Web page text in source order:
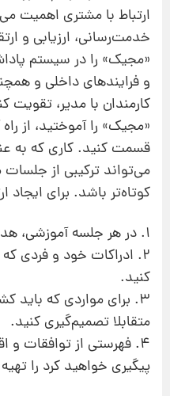
ارتباط با مشتری اهمیت
خدمت‌رسانی، ارزیابی و
«مجیک» را در سیستم
و فرایندهای داخلی و
کارمندان با مدیر،‌
«مجیک» را آموختید، از
قسمت کنید. کاری که به‌
می‌تواند ترکیبی از
کوتاه‌تر باشد. برای ایجاد
1. در هر جلسه آموزشی، هدف خاصی را دنبال کنید.
2. ادراکات خود و فردی
کنید.
3. برای مواردی که
متقابلا تصمیم‌گیری کنید.
4. فهرستی از توافقات و
پیگیری خواهید کرد را‌